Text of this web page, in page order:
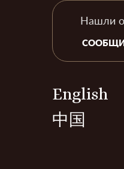
Нашли
English
中国